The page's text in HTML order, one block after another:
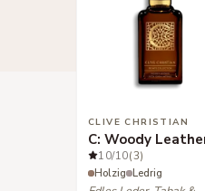
CLIVE CHRISTIAN
C: Woody
10/10(3)
Holzig Ledrig